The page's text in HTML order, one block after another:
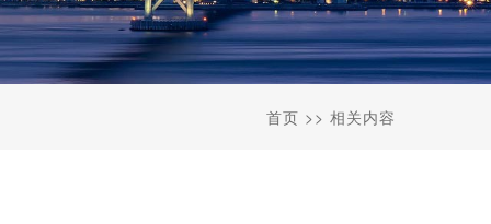
首页 >> 相关内容